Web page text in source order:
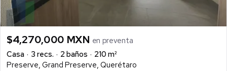
$4,270,000 MXN en preventa
Casa
3 recs. 2 baños
210 m²
Preserve, Grand Preserve, Querétaro